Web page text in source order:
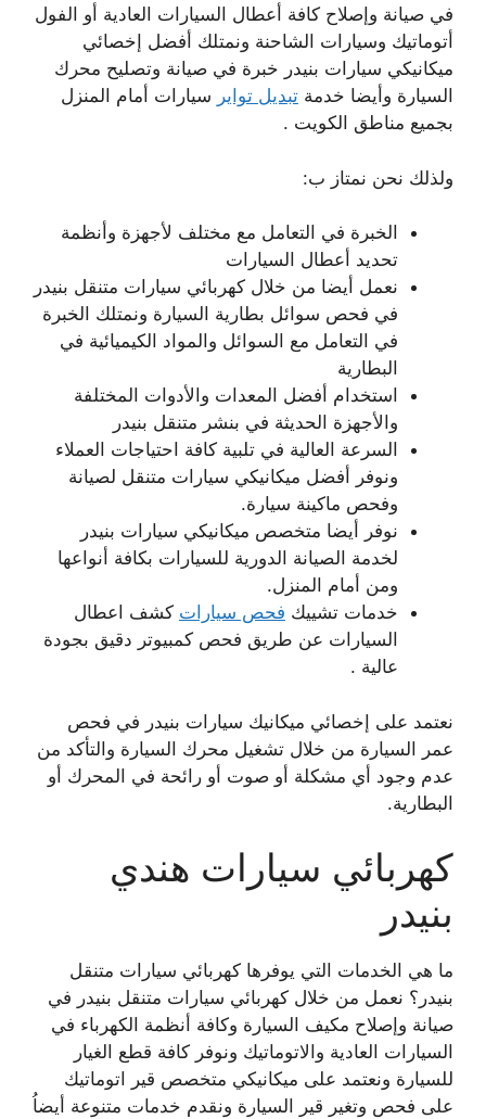
في صيانة وإصلاح كافة أعطال السيارات العادية أو الفول
أتوماتيك وسيارات الشاحنة ونمتلك أفضل إخصائي
ميكانيكي سيارات بنيدر خبرة في صيانة وتصليح محرك
السيارة وأيضا خدمة تبديل تواير سيارات أمام المنزل
بجميع مناطق الكويت .
ولذلك نحن نمتاز ب:
الخبرة في التعامل مع مختلف لأجهزة وأنظمة
تحديد أعطال السيارات
نعمل أيضا من خلال كهربائي سيارات متنقل بنيدر
في فحص سوائل بطارية السيارة ونمتلك الخبرة
في التعامل مع السوائل والمواد الكيميائية في
البطارية
استخدام أفضل المعدات والأدوات المختلفة
والأجهزة الحديثة في بنشر متنقل بنيدر
السرعة العالية في تلبية كافة احتياجات العملاء
ونوفر أفضل ميكانيكي سيارات متنقل لصيانة
وفحص ماكينة سيارة.
نوفر أيضا متخصص ميكانيكي سيارات بنيدر
لخدمة الصيانة الدورية للسيارات بكافة أنواعها
ومن أمام المنزل.
خدمات تشييك فحص سيارات كشف اعطال
السيارات عن طريق فحص كمبيوتر دقيق بجودة
عالية .
نعتمد على إخصائي ميكانيك سيارات بنيدر في فحص
عمر السيارة من خلال تشغيل محرك السيارة والتأكد من
عدم وجود أي مشكلة أو صوت أو رائحة في المحرك أو
البطارية.
كهربائي سيارات هندي
بنيدر
ما هي الخدمات التي يوفرها كهربائي سيارات متنقل
بنيدر؟ نعمل من خلال كهربائي سيارات متنقل بنيدر في
صيانة وإصلاح مكيف السيارة وكافة أنظمة الكهرباء في
السيارات العادية والاتوماتيك ونوفر كافة قطع الغيار
للسيارة ونعتمد على ميكانيكي متخصص قير اتوماتيك
على فحص وتغير قير السيارة ونقدم خدمات متنوعة أيضاُ